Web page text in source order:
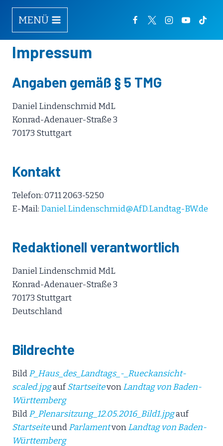
Zum
Inhalt
springen
MENÜ
Impressum
Angaben gemäß § 5 TMG
Daniel Lindenschmid MdL
Konrad-Adenauer-Straße 3
70173 Stuttgart
Kontakt
Telefon: 0711 2063-5250
E-Mail: Daniel.Lindenschmid@AfD.Landtag-BW.de
Redaktionell verantwortlich
Daniel Lindenschmid MdL
Konrad-Adenauer-Straße 3
70173 Stuttgart
Deutschland
Bildrechte
BildP_Haus_des_Landtags_-_Rueckansicht-
scaled.jpgaufStartseitevonLandtag von Baden-
Württemberg
BildP_Plenarsitzung_12.05.2016_Bild1.jpgauf
StartseiteundParlamentvonLandtag von Baden-
Württemberg